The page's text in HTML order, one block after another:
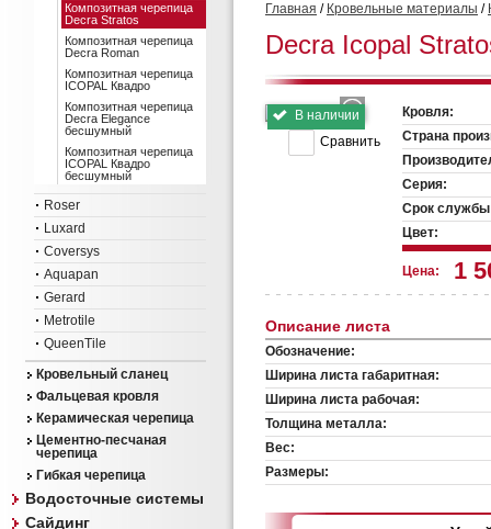
Композитная черепица
Decra Stratos
Композитная черепица
Decra Roman
Композитная черепица
ICOPAL Квадро
Композитная черепица
Decra Elegance
бесшумный
Композитная черепица
ICOPAL Квадро
бесшумный
Roser
Luxard
Coversys
Aquapan
Gerard
Metrotile
QueenTile
Кровельный сланец
Фальцевая кровля
Керамическая черепица
Цементно-песчаная
черепица
Гибкая черепица
Водосточные системы
Сайдинг
Главная / Кровельные материалы /
Decra Icopal
В наличии
Сравнить
Кровля:
Страна
Серия:
Срок
Цвет:
Цена: 1
Описание листа
Обозначение:
Ширина листа габаритная:
Ширина листа рабочая:
Толщина металла:
Вес:
Размеры: